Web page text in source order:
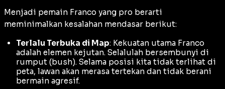
Menjadi pemain Franco yang pro berarti
meminimalkan kesalahan mendasar berikut:
Terlalu Terbuka di Map: Kekuatan utama Franco
adalah elemen kejutan. Selalulah bersembunyi di
rumput (bush). Selama posisi kita tidak terlihat di
peta, lawan akan merasa tertekan dan tidak berani
bermain agresif.